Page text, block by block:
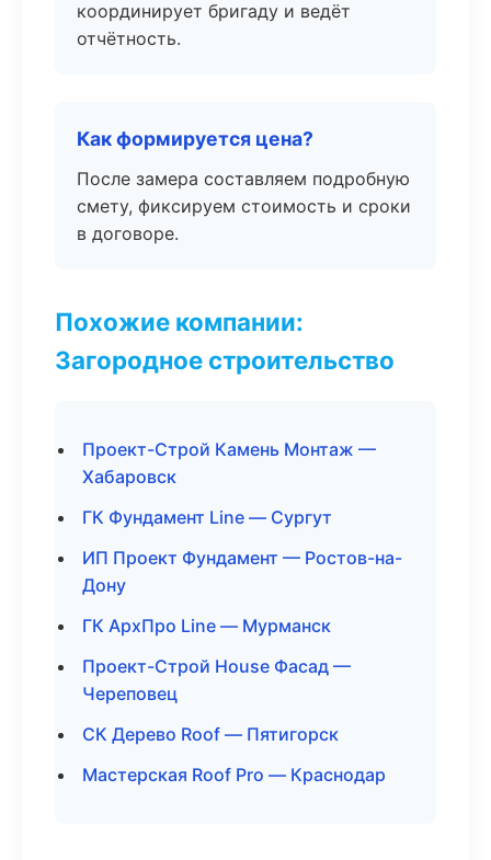
координирует бригаду и ведёт
отчётность.
Как формируется цена?
После замера составляем подробную
смету, фиксируем стоимость и сроки
в договоре.
Похожие компании:
Загородное строительство
Проект-Строй Камень Монтаж —
Хабаровск
ГК Фундамент Line — Сургут
ИП Проект Фундамент — Ростов-на-
Дону
ГК АрхПро Line — Мурманск
Проект-Строй House Фасад —
Череповец
СК Дерево Roof — Пятигорск
Мастерская Roof Pro — Краснодар